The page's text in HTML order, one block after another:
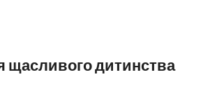
щасливого дитинства